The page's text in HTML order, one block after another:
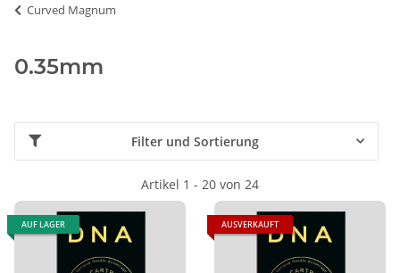
Curved Magnum
0.35mm
Filter und Sortierung
Artikel 1 - 20 von 24
AUF LAGER AUSVERKAUFT